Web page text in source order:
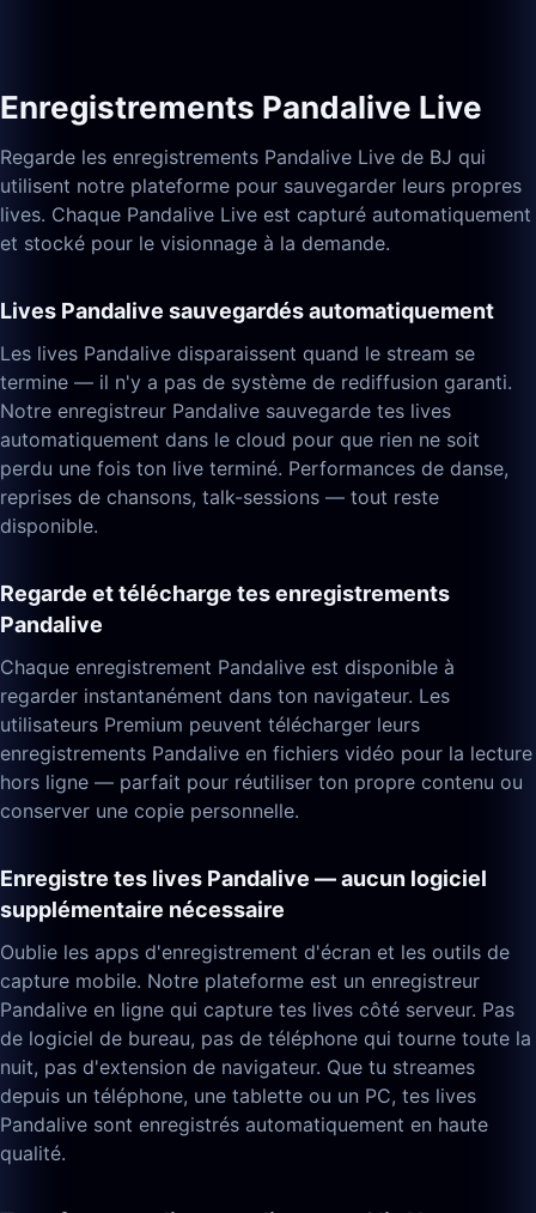
Enregistrements Pandalive Live
Regarde les enregistrements Pandalive Live de BJ qui
utilisent notre plateforme pour sauvegarder leurs propres
lives. Chaque Pandalive Live est capturé automatiquement
et stocké pour le visionnage à la demande.
Lives Pandalive sauvegardés automatiquement
Les lives Pandalive disparaissent quand le stream se
termine — il n'y a pas de système de rediffusion garanti.
Notre enregistreur Pandalive sauvegarde tes lives
automatiquement dans le cloud pour que rien ne soit
perdu une fois ton live terminé. Performances de danse,
reprises de chansons, talk-sessions — tout reste
disponible.
Regarde et télécharge tes enregistrements
Pandalive
Chaque enregistrement Pandalive est disponible à
regarder instantanément dans ton navigateur. Les
utilisateurs Premium peuvent télécharger leurs
enregistrements Pandalive en fichiers vidéo pour la lecture
hors ligne — parfait pour réutiliser ton propre contenu ou
conserver une copie personnelle.
Enregistre tes lives Pandalive — aucun logiciel
supplémentaire nécessaire
Oublie les apps d'enregistrement d'écran et les outils de
capture mobile. Notre plateforme est un enregistreur
Pandalive en ligne qui capture tes lives côté serveur. Pas
de logiciel de bureau, pas de téléphone qui tourne toute la
nuit, pas d'extension de navigateur. Que tu streames
depuis un téléphone, une tablette ou un PC, tes lives
Pandalive sont enregistrés automatiquement en haute
qualité.